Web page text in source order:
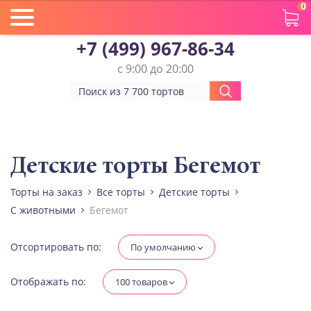
0
+7 (499) 967-86-34
с 9:00 до 20:00
Количество ярусов
При выборе яруса вес изменится
Разные начинки для ярусов
Детские торты Бегемот
Торты на заказ Все торты
Детские торты
С животными
Бегемот
Отсортировать по: По умолчанию
Отображать по: 100 товаров